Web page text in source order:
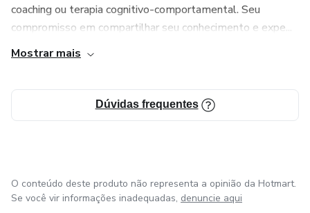
coaching ou terapia cognitivo-comportamental. Seu
compromisso em compartilhar seu conhecimento e expe...
Mostrar mais
Dúvidas frequentes
O conteúdo deste produto não representa a opinião da Hotmart.
Se você vir informações inadequadas, denuncie aqui